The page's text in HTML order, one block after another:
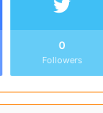
0
Followers